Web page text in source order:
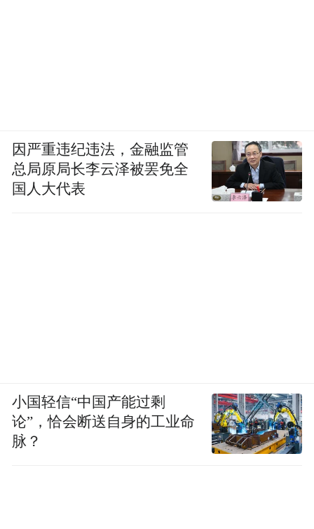
因严重违纪违法，金融监管
总局原局长李云泽被罢免全
国人大代表
小国轻信“中国产能过剩
论”，恰会断送自身的工业命
脉？